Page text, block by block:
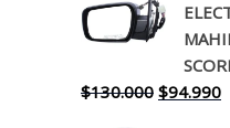
$130.000 El
$94.990El